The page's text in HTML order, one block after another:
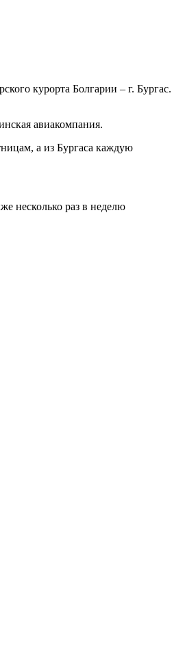
курорта Болгарии – г. Бургас.
авиакомпания.
а из Бургаса каждую
несколько раз в неделю